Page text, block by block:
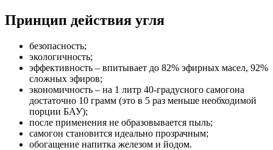
Принцип действия угля
безопасность;
экологичность;
эффективность – впитывает до 82% эфирных масел, 92%
сложных эфиров;
экономичность – на 1 литр 40-градусного самогона
достаточно 10 грамм (это в 5 раз меньше необходимой
порции БАУ);
после применения не образовывается пыль;
самогон становится идеально прозрачным;
обогащение напитка железом и йодом.